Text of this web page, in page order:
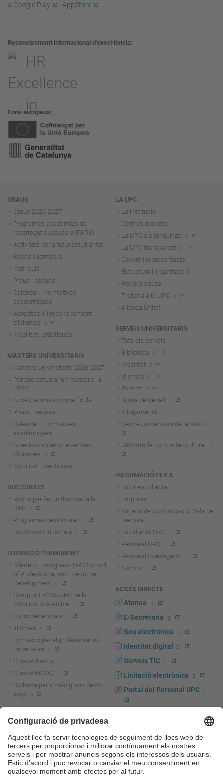
a Google Play i AppStore
Reconeixement internacional d’excel·lència
Fons europeus
Navegació
GRAUS
Graus 2026-2027
Programes acadèmics de
recorregut successiu (PARS)
Activitats per a futur estudiantat
Accés i admissió
Matrícula
Preus i beques
Calendari i normatives
acadèmiques
Acreditació i reconeixement
d'idiomes
Mobilitat i pràctiques
MÀSTERS UNIVERSITARIS
Màsters universitaris 2026-2027
Per què estudiar un màster a la
UPC?
Accés, admissió i matrícula
Preus i beques
Calendari i normatives
acadèmiques
Acreditació i reconeixement
d'idiomes
Mobilitat i pràctiques
DOCTORATS
Raons per fer un doctorat a la
UPC
Programes de doctorat
Doctorats industrials
FORMACIÓ PERMANENT
Màsters i postgraus. UPC School
of Professional and Executive
Development
Campus FPCAT-UPC de la
Mobilitat Sostenible
Microcredencials
Idiomes
Formació per al professorat no
universitari
Cursos d'estiu
Cursos MOOC
Diploma per a més grans de 55
anys
Actualitat R+D+I
La recerca a la UPC
La transferència, l'emprenedoria i
la innovació a la UPC
Foment i suport a la recerca
LA UPC
La institució
Centres docents
La UPC als rànquings
La UPC transparent
Govern i representació
Estructura i organització
Honoris causa
Treballa a la UPC
Aliança Unite!
SERVEIS UNIVERSITARIS
Tots els serveis
Biblioteca
Mobilitat
Idiomes
Esports
Borsa de treball
Allotjaments
Centre Universitari de la Visió
UPCArts, la comunitat cultural
INFORMACIÓ PER A
Futur estudiantat
Empresa
Mitjans de comunicació. Sala de
premsa
Estudiants UPC
Personal UPC
Personal investigador
Alumni
ACCÉS DIRECTE
Atenea
E-Secretaria
Seu electrònica
Identitat digital
Serveis TIC
Licitació electrònica
Portal del Personal UPC
UPCshop, marxandatge
Sala de premsa
Seguretat i salut